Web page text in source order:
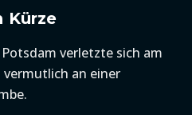
Kürze
verletzte sich am
an einer